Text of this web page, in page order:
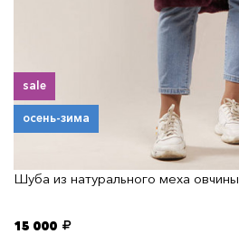
sale
осень-зима
Шуба из натурального меха овчины
15 000